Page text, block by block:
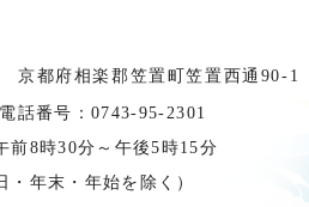
京都府相楽郡笠置町笠置西通90-1
電話番号：0743-95-2301
8時30分～午後5時15分
・年末・年始を除く）